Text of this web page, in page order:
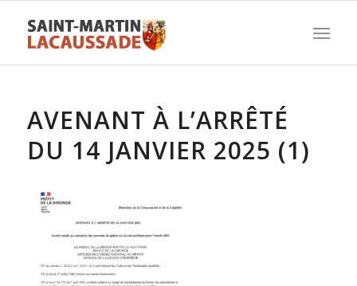
AVENANT À L’ARRÊTÉ
DU 14 JANVIER 2025 (1)